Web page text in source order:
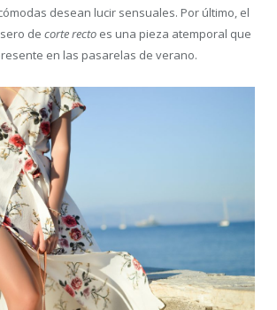
desean lucir sensuales. Por último, el
de corte recto es una pieza atemporal que
en las pasarelas de verano.